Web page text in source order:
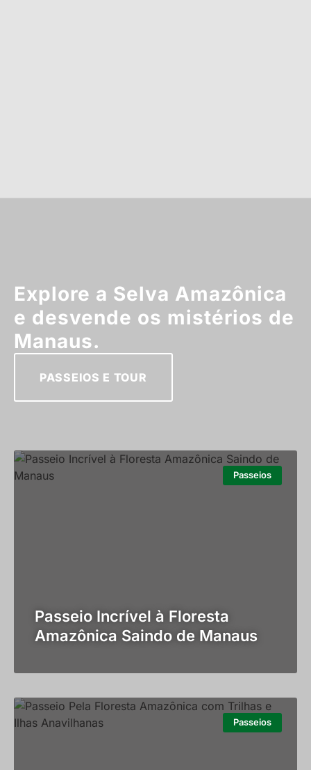
Explore a Selva Amazônica
e desvende os mistérios de
Manaus.
PASSEIOS E TOUR
Passeios
Passeio Incrível à Floresta
Amazônica Saindo de Manaus
Passeios